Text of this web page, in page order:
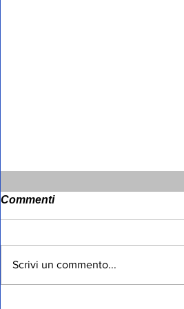
Commenti
Scrivi un commento...